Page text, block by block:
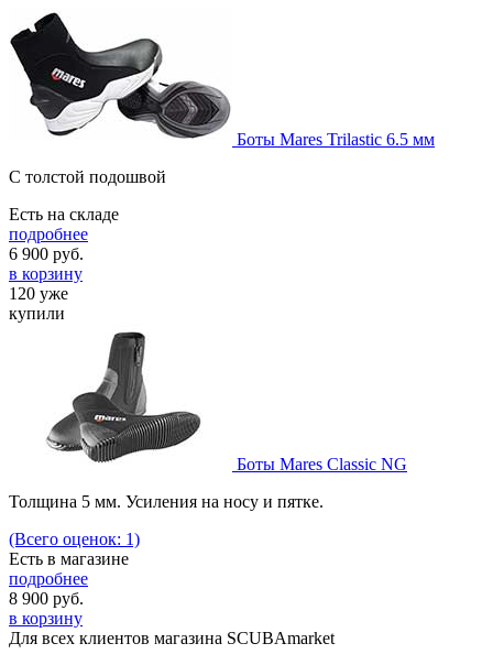
Боты Mares Trilastic 6.5 мм
С толстой подошвой
Есть на складе
подробнее
6 900 руб.
в корзину
120 уже
купили
Боты Mares Classic NG
Толщина 5 мм. Усиления на носу и пятке.
(Всего оценок: 1)
Есть в магазине
подробнее
8 900 руб.
в корзину
Для всех клиентов магазина SCUBAmarket